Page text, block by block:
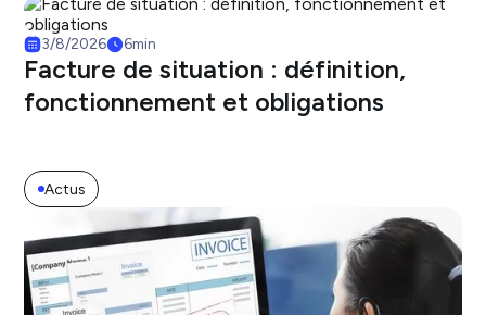
3/8/2026 6min
Facture de situation : définition,
fonctionnement et obligations
Actus